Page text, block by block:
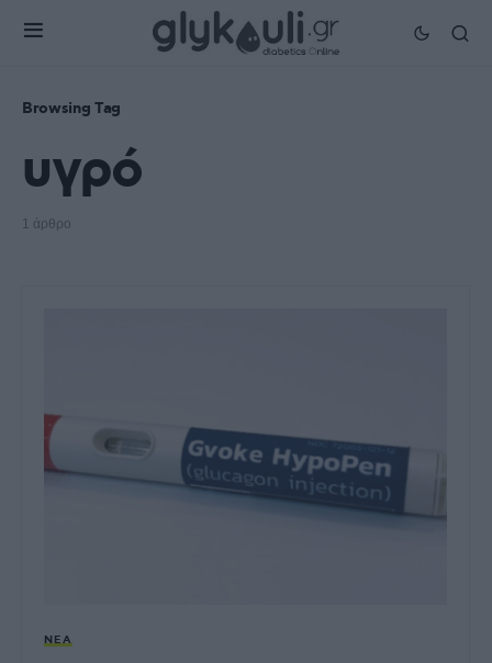
Browsing Tag
υγρό
1 άρθρο
ΝΈΑ